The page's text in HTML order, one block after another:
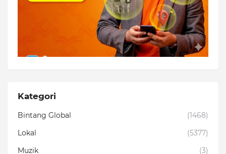
Kategori
Bintang Global
(1468)
Lokal
(5377)
Muzik
(3)